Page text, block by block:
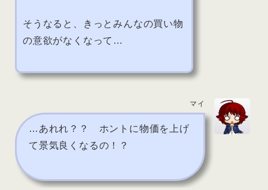
そうなると、きっとみんなの買い物
の意欲がなくなって…
マイ
…あれれ？？ ホントに物価を上げ
て景気良くなるの！？